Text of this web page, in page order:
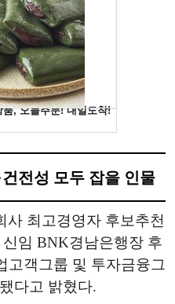
전성 모두 잡을 인물
최고경영자 후보추천
임 BNK경남은행장 후
고객그룹 및 투자금융그
다고 밝혔다.